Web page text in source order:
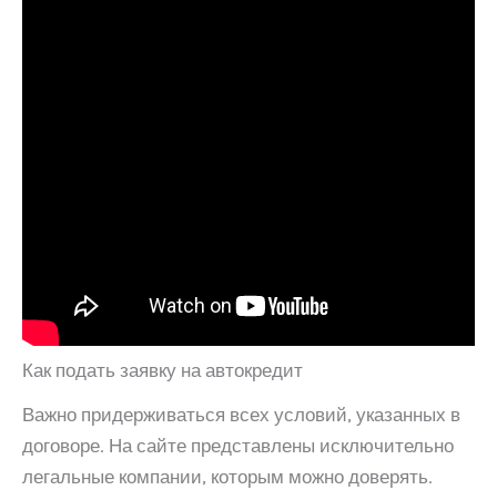
Как подать заявку на автокредит
Важно придерживаться всех условий, указанных в
договоре. На сайте представлены исключительно
легальные компании, которым можно доверять.